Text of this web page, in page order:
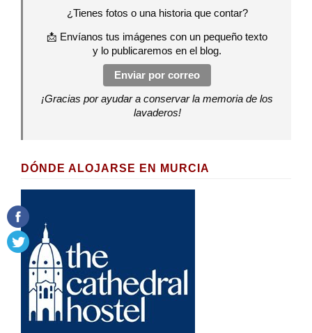
¿Tienes fotos o una historia que contar?
📩 Envíanos tus imágenes con un pequeño texto
y lo publicaremos en el blog.
Enviar por correo
¡Gracias por ayudar a conservar la memoria de los
lavaderos!
DÓNDE ALOJARSE EN MURCIA